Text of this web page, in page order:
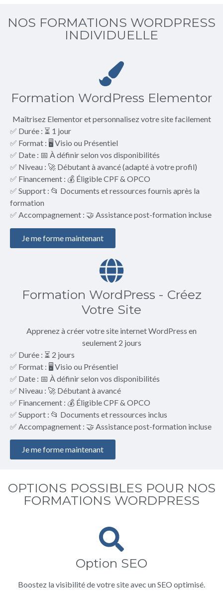
NOS FORMATIONS WORDPRESS
INDIVIDUELLE
Formation WordPress Elementor
Maîtrisez Elementor et personnalisez votre site facilement
✅ Durée : ⏳ 1 jour
✅ Format : 🖥️ Visio ou Présentiel
✅ Date : 📅 À définir selon vos disponibilités
✅ Niveau : 🚀 Débutant à avancé (adapté à votre profil)
✅ Financement : 💰 Éligible CPF & OPCO
✅ Support : 📂 Documents et ressources fournis après la
formation
✅ Accompagnement : 🤝 Assistance post-formation incluse
Je me forme maintenant
Formation WordPress - Créez
Votre Site
Apprenez à créer votre site internet WordPress en
seulement 2 jours
✅ Durée : ⏳ 2 jours
✅ Format : 🖥️ Visio ou Présentiel
✅ Date : 📅 À définir selon vos disponibilités
✅ Niveau : 🚀 Débutant à avancé
✅ Financement : 💰 Éligible CPF & OPCO
✅ Support : 📂 Documents et ressources inclus
✅ Accompagnement : 🤝 Assistance post-formation incluse
Je me forme maintenant
OPTIONS POSSIBLES POUR NOS
FORMATIONS WORDPRESS
Option SEO
Boostez la visibilité de votre site avec un SEO optimisé.